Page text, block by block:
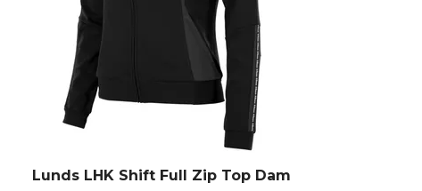
Lunds LHK Shift Full Zip Top Dam